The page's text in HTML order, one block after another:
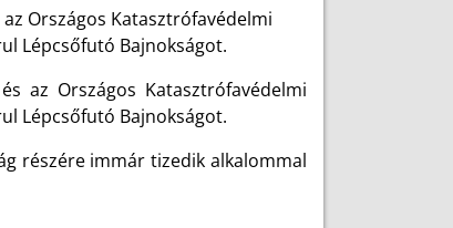
Országos Katasztrófavédelmi
Lépcsőfutó Bajnokságot.
az Országos Katasztrófavédelmi
Lépcsőfutó Bajnokságot.
részére immár tizedik alkalommal